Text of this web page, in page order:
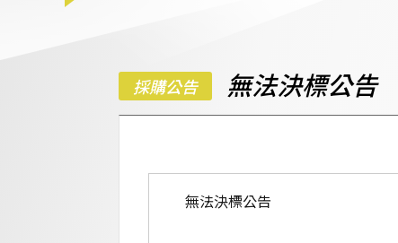
採購公告 無法決標公告
無法決標公告